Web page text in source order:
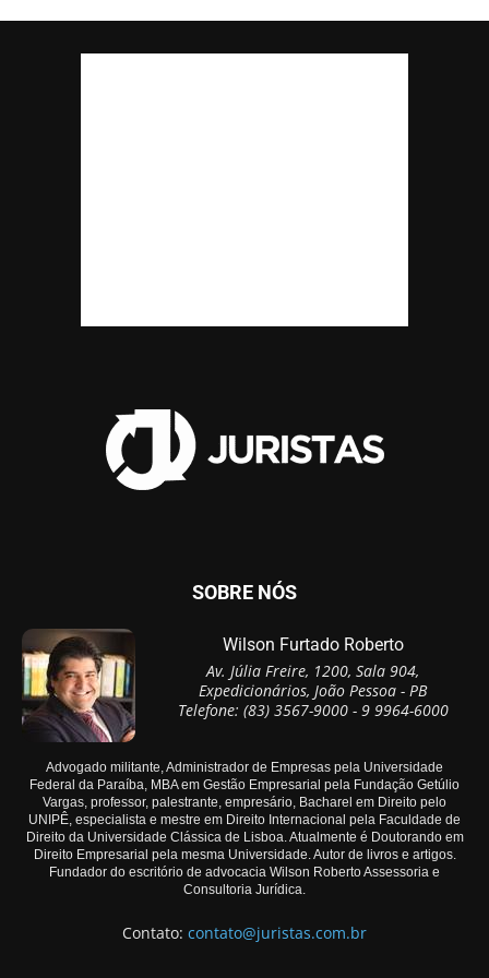
SOBRE NÓS
Wilson Furtado Roberto
Av. Júlia Freire, 1200, Sala 904,
Expedicionários, João Pessoa - PB
Telefone: (83) 3567-9000 - 9 9964-6000
Advogado militante, Administrador de Empresas pela Universidade
Federal da Paraíba, MBA em Gestão Empresarial pela Fundação Getúlio
Vargas, professor, palestrante, empresário, Bacharel em Direito pelo
UNIPÊ, especialista e mestre em Direito Internacional pela Faculdade de
Direito da Universidade Clássica de Lisboa. Atualmente é Doutorando em
Direito Empresarial pela mesma Universidade. Autor de livros e artigos.
Fundador do escritório de advocacia Wilson Roberto Assessoria e
Consultoria Jurídica.
Contato: contato@juristas.com.br